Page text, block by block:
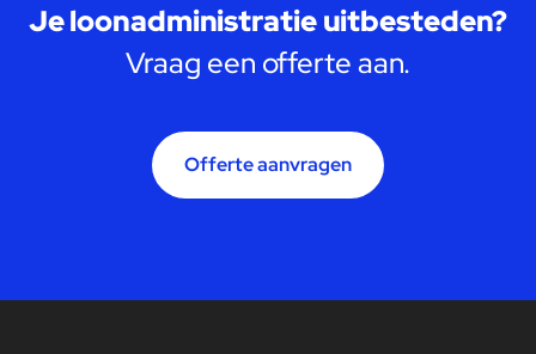
Je loonadministratie uitbesteden?
Vraag een offerte aan.
Offerte aanvragen